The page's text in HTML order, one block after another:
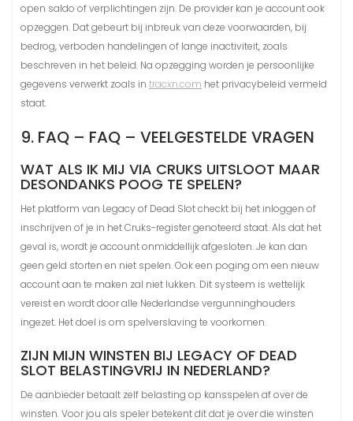
open saldo of verplichtingen zijn. De provider kan je account ook
opzeggen. Dat gebeurt bij inbreuk van deze voorwaarden, bij
bedrog, verboden handelingen of lange inactiviteit, zoals
beschreven in het beleid. Na opzegging worden je persoonlijke
gegevens verwerkt zoals in tracxn.com het privacybeleid vermeld
staat.
9. FAQ – FAQ – VEELGESTELDE VRAGEN
WAT ALS IK MIJ VIA CRUKS UITSLOOT MAAR
DESONDANKS POOG TE SPELEN?
Het platform van Legacy of Dead Slot checkt bij het inloggen of
inschrijven of je in het Cruks-register genoteerd staat. Als dat het
geval is, wordt je account onmiddellijk afgesloten. Je kan dan
geen geld storten en niet spelen. Ook een poging om een nieuw
account aan te maken zal niet lukken. Dit systeem is wettelijk
vereist en wordt door alle Nederlandse vergunninghouders
ingezet. Het doel is om spelverslaving te voorkomen.
ZIJN MIJN WINSTEN BIJ LEGACY OF DEAD
SLOT BELASTINGVRIJ IN NEDERLAND?
De aanbieder betaalt zelf belasting op kansspelen af over de
winsten. Voor jou als speler betekent dit dat je over die winsten